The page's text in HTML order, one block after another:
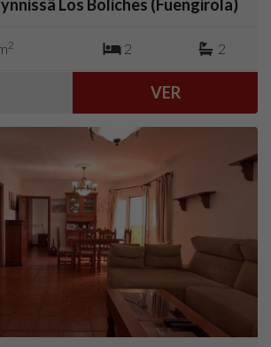
Los Boliches (Fuengirola)
2 2 2
VER